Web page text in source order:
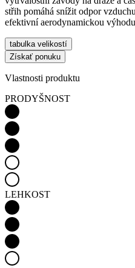
střih pomáhá snížit odpor
efektivní aerodynamickou
tabulka velikostí
Získať ponuku
Vlastnosti produktu
PRODYŠNOST
LEHKOST